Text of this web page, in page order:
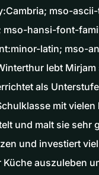
mso-
mso-hansi-font-
latin; mso-
lebt Mirjam
als
mit vielen
und malt sie sehr
und investiert
Küche auszuleben